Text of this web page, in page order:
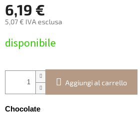
6,19 €
5,07 € IVA esclusa
della
disponibile
Aggiungi al carrello
Chocolate